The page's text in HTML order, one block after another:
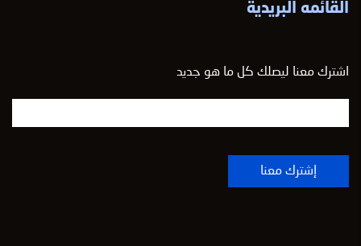
القائمه البريدية
اشترك معنا ليصلك كل ما هو جديد